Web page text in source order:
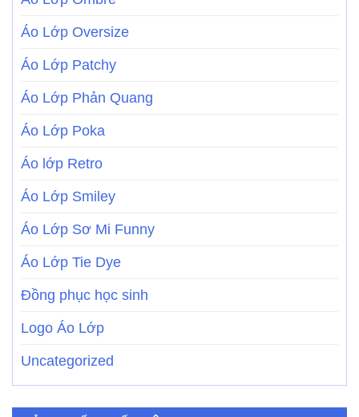
Áo Lớp Oversize
Áo Lớp Patchy
Áo Lớp Phản Quang
Áo Lớp Poka
Áo lớp Retro
Áo Lớp Smiley
Áo Lớp Sơ Mi Funny
Áo Lớp Tie Dye
Đồng phục học sinh
Logo Áo Lớp
Uncategorized